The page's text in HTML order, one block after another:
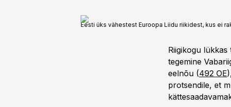
Eesti üks vähestest Euroopa Liidu riikidest, kus ei
Riigikogu
tegemine
eelnõu (492 OE
protsendile, et